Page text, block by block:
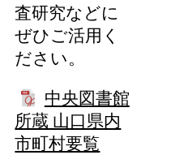
査研究などに
ぜひご活用く
ださい。
中央図書館
所蔵 山口県内
市町村要覧